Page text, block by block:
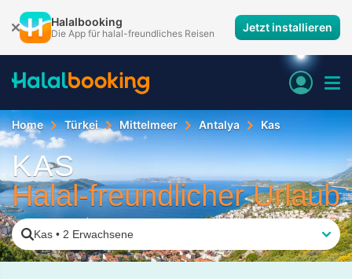
Halalbooking
Die App für halal-freundliches Reisen Jetzt installieren
Home Türkei Mittelmeer Antalya Kas
KAS
Halal-freundlicher Urlaub
Kas • 2 Erwachsene